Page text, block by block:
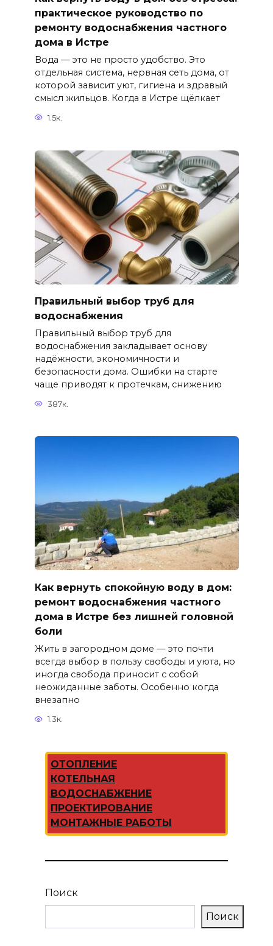
практическое руководство по
ремонту водоснабжения частного
дома в Истре
Вода — это не просто удобство. Это
отдельная система, нервная сеть дома, от
которой зависит уют, гигиена и здравый
смысл жильцов. Когда в Истре щёлкает
1.5к.
Правильный выбор труб для
водоснабжения
Правильный выбор труб для
водоснабжения закладывает основу
надёжности, экономичности и
безопасности дома. Ошибки на старте
чаще приводят к протечкам, снижению
387к.
Как вернуть спокойную воду в дом:
ремонт водоснабжения частного
дома в Истре без лишней головной
боли
Жить в загородном доме — это почти
всегда выбор в пользу свободы и уюта, но
иногда свобода приносит с собой
неожиданные заботы. Особенно когда
внезапно
1.3к.
ОТОПЛЕНИЕ
КОТЕЛЬНАЯ
ВОДОСНАБЖЕНИЕ
ПРОЕКТИРОВАНИЕ
МОНТАЖНЫЕ РАБОТЫ
Поиск
Поиск